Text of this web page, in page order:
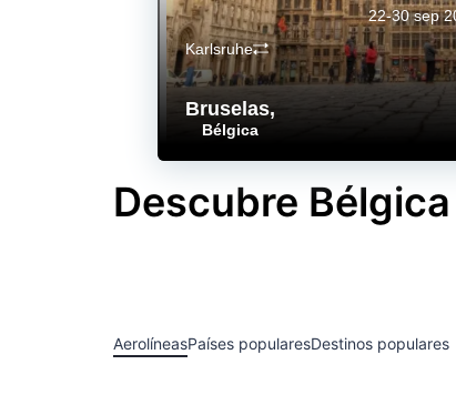
Bruselas,
Bélgica
Karlsruhe
22-30 sep
Descubre Bélgica
AerolíneasPaíses popularesDestinos populares